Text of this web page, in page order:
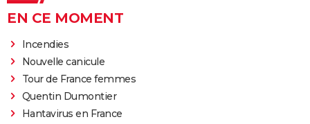
EN CE MOMENT
Incendies
Nouvelle canicule
Tour de France femmes
Quentin Dumontier
Hantavirus en France